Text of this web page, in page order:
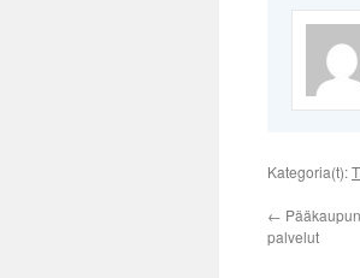
Kategoria(t):
←
palvelut